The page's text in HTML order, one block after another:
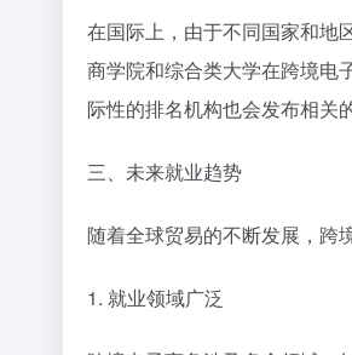
在国际上，由于不同国家和地
商学院和综合类大学在跨境电
际性的排名机构也会发布相关
三、未来就业趋势
随着全球贸易的不断发展，跨
1. 就业领域广泛